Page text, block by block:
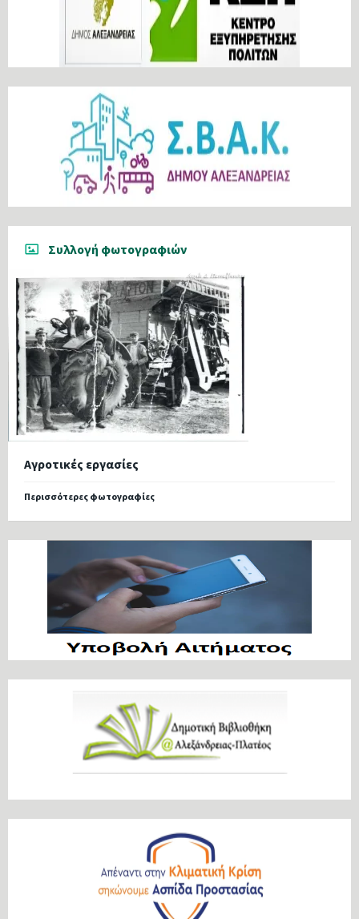
Συλλογή φωτογραφιών
Αγροτικές εργασίες
Περισσότερες φωτογραφίες